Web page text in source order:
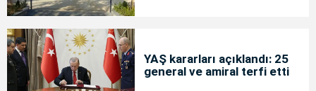
YAŞ kararları açıklandı: 25
general ve amiral terfi etti